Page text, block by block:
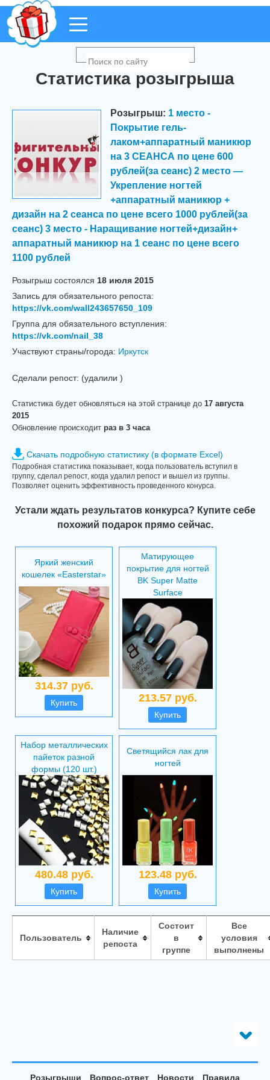
Статистика розыгрыша
Розыгрыш: 1 место -
Покрытие гель-
лаком+аппаратный маникюр
на 3 СЕАНСА по цене 600
рублей(за сеанс) 2 место —
Укрепление ногтей
+аппаратный маникюр +
дизайн на 2 сеанса по цене всего 1000 рублей(за
сеанс) 3 место - Наращивание ногтей+дизайн+
аппаратный маникюр на 1 сеанс по цене всего
1100 рублей
Розыгрыш cостоялся 18 июля 2015
Запись для обязательного репоста:
https://vk.com/wall243657650_109
Группа для обязательного вступления:
https://vk.com/nail_38
Участвуют страны/города: Иркутск
Сделали репост: (удалили )
Статистика будет обновляться на этой странице до 17 августа
2015
Обновление происходит раз в 3 часа
Скачать подробную статистику (в формате Excel)
Подробная статистика показывает, когда пользователь вступил в
группу, сделал репост, когда удалил репост и вышел из группы.
Позволяет оценить эффективность проведенного конурса.
Устали ждать результатов конкурса? Купите себе
похожий подарок прямо сейчас.
Яркий женский
кошелек «Easterstar»
314.37 руб.
Купить
Матирующее
покрытие для ногтей
BK Super Matte
Surface
213.57 руб.
Купить
Набор металлических
пайеток разной
формы (120 шт.)
480.48 руб.
Купить
Светящийся лак для
ногтей
123.48 руб.
Купить
Пользователь
Наличие
репоста
Состоит
в
группе
Все
условия
выполнены
Розыгрыши Вопрос-ответ Новости Правила